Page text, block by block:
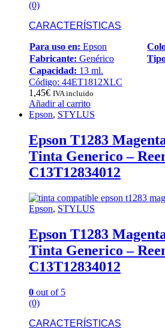
(0)
CARACTERÍSTICAS
Para uso en: Epson
Fabricante: Genérico
Capacidad: 13 ml.
Código: 44ET1812XLC
1,45€ IVA incluido
Añadir al carrito
Epson, STYLUS
Epson T1283
Tinta Generico –
C13T12834012
Epson, STYLUS
Epson T1283
Tinta Generico –
C13T12834012
0 out of 5
(0)
CARACTERÍSTICAS